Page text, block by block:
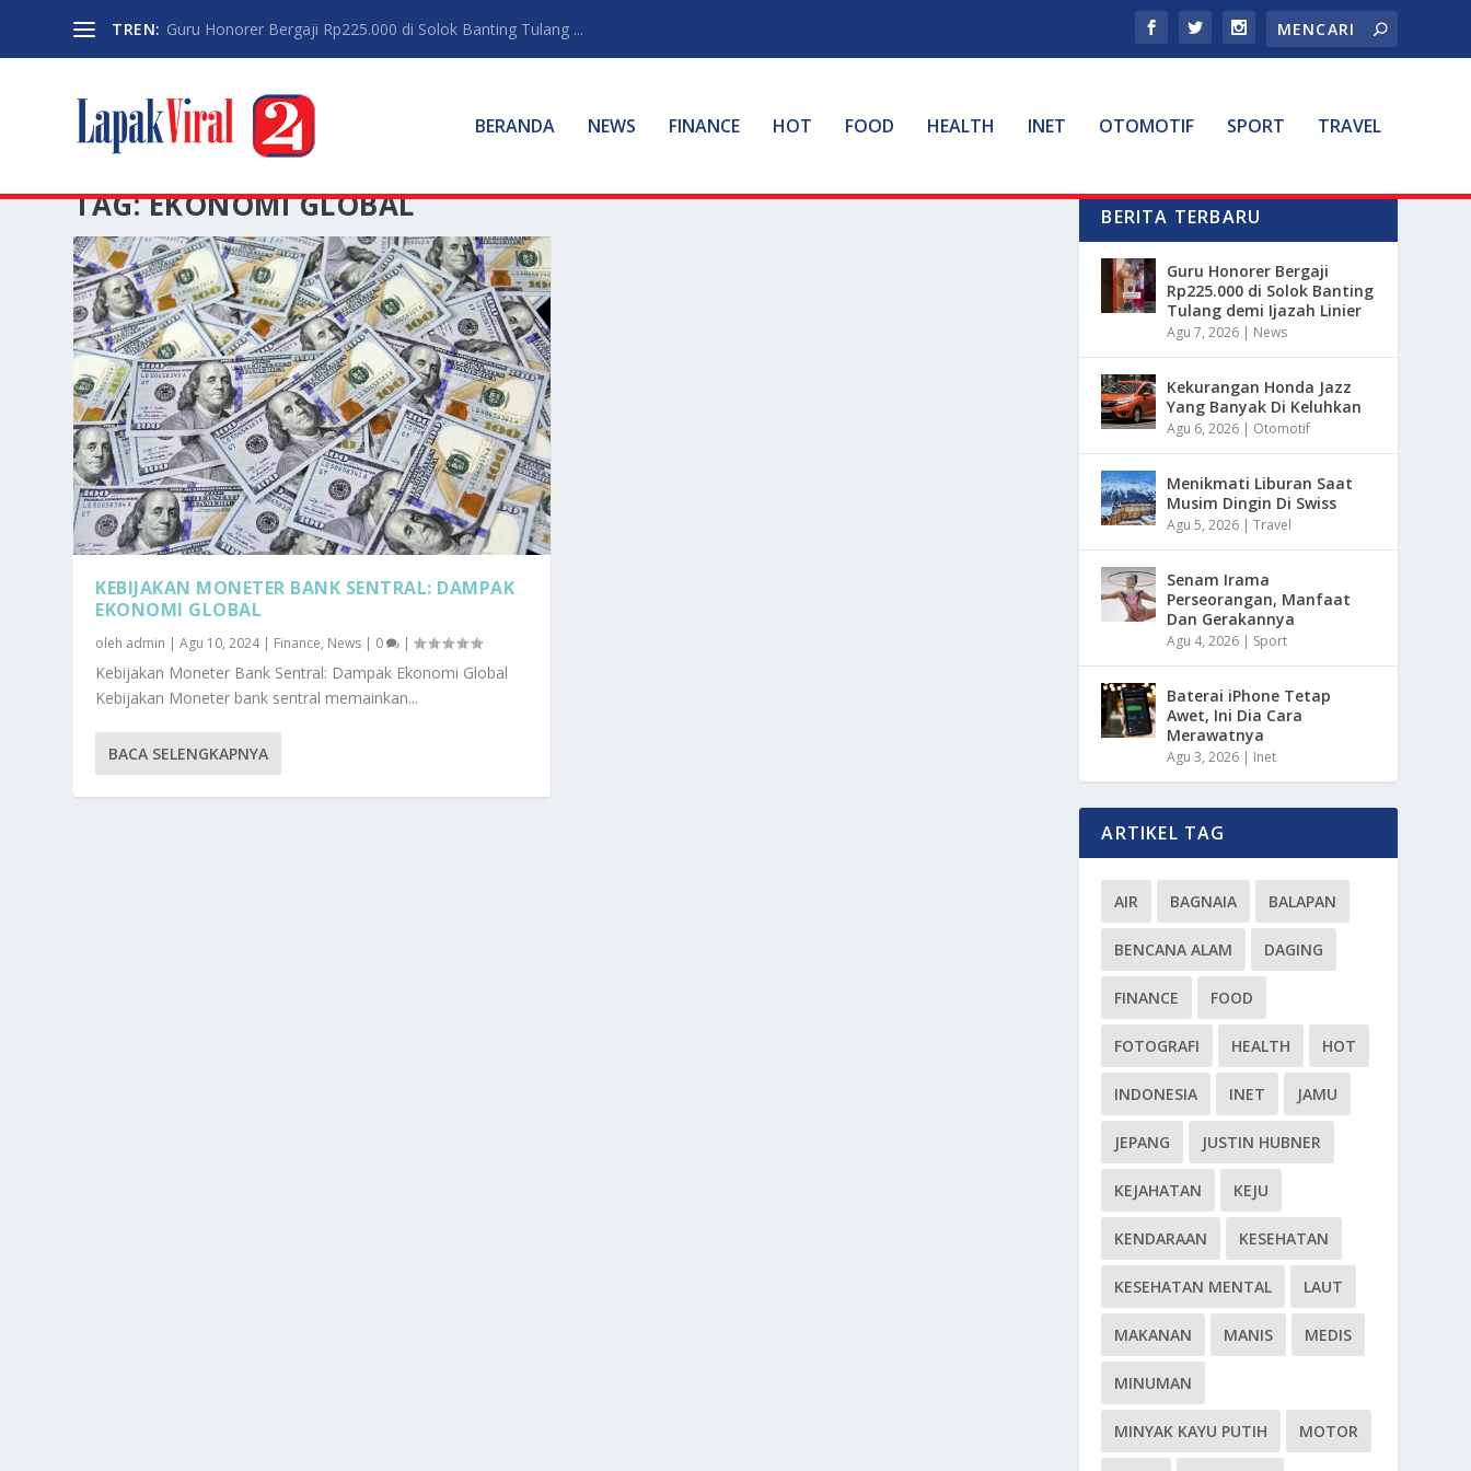
TREN: Guru Honorer Bergaji Rp225.000 di Solok Banting Tulang ...
BERANDA NEWS FINANCE HOT FOOD HEALTH INET OTOMOTIF SPORT TRAVEL
TAG:EKONOMI GLOBAL
KEBIJAKAN MONETER BANK SENTRAL: DAMPAK
EKONOMI GLOBAL
oleh admin |Agu 10, 2024| Finance, News | 0 |
Kebijakan Moneter Bank Sentral: Dampak Ekonomi Global
Kebijakan Moneter bank sentral memainkan...
BACA SELENGKAPNYA
BERITA TERBARU
Guru Honorer Bergaji
Rp225.000 di Solok Banting
Tulang demi Ijazah Linier
Agu 7, 2026 | News
Kekurangan Honda Jazz
Yang Banyak Di Keluhkan
Agu 6, 2026 | Otomotif
Menikmati Liburan Saat
Musim Dingin Di Swiss
Agu 5, 2026 |Travel
Senam Irama
Perseorangan, Manfaat
Dan Gerakannya
Agu 4, 2026 | Sport
Baterai iPhone Tetap
Awet, Ini Dia Cara
Merawatnya
Agu 3, 2026 | Inet
ARTIKEL TAG
AIR BAGNAIA BALAPAN
BENCANA ALAM DAGING
FINANCE FOOD
FOTOGRAFI HEALTH HOT
INDONESIA INET JAMU
JEPANG JUSTIN HUBNER
KEJAHATAN KEJU
KENDARAAN KESEHATAN
KESEHATAN MENTAL LAUT
MAKANAN MANIS MEDIS
MINUMAN
MINYAK KAYU PUTIH MOTOR